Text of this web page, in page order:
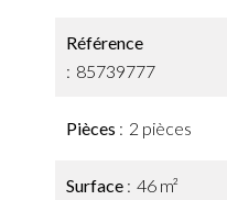
Référence
85739777
Pièces 2 pièces
Surface 46 m²